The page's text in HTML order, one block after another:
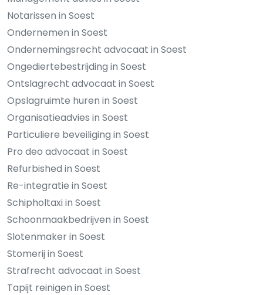
Notarissen in Soest
Ondernemen in Soest
Ondernemingsrecht advocaat in Soest
Ongediertebestrijding in Soest
Ontslagrecht advocaat in Soest
Opslagruimte huren in Soest
Organisatieadvies in Soest
Particuliere beveiliging in Soest
Pro deo advocaat in Soest
Refurbished in Soest
Re-integratie in Soest
Schipholtaxi in Soest
Schoonmaakbedrijven in Soest
Slotenmaker in Soest
Stomerij in Soest
Strafrecht advocaat in Soest
Tapijt reinigen in Soest